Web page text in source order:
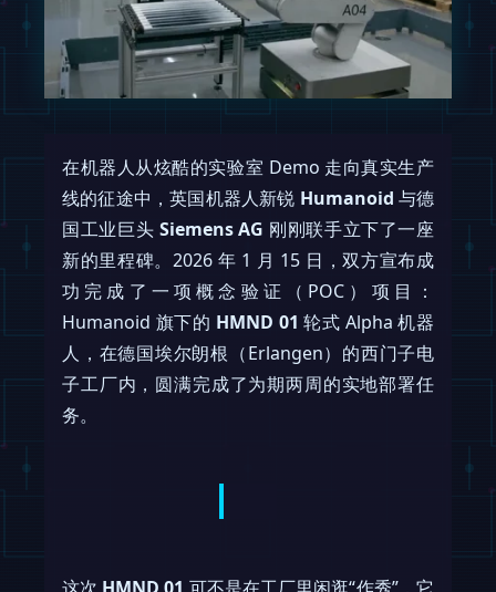
在机器人从炫酷的实验室 Demo 走向真实生产
线的征途中，英国机器人新锐 Humanoid 与德
国工业巨头 Siemens AG 刚刚联手立下了一座
新的里程碑。2026 年 1 月 15 日，双方宣布成
功完成了一项概念验证（POC）项目：
Humanoid 旗下的 HMND 01 轮式 Alpha 机器
人，在德国埃尔朗根（Erlangen）的西门子电
子工厂内，圆满完成了为期两周的实地部署任
务。